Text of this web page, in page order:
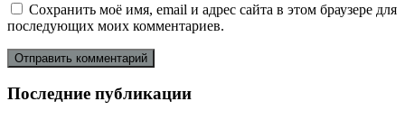
Сохранить моё имя, email и адрес сайта в этом браузере для
последующих моих комментариев.
Последние публикации